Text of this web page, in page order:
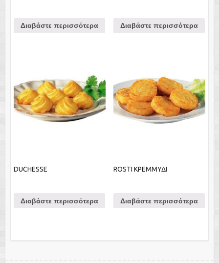
Διαβάστε περισσότερα Διαβάστε περισσότερα
DUCHESSE
Διαβάστε περισσότερα
ROSTI ΚΡΕΜΜΥΔΙ
Διαβάστε περισσότερα